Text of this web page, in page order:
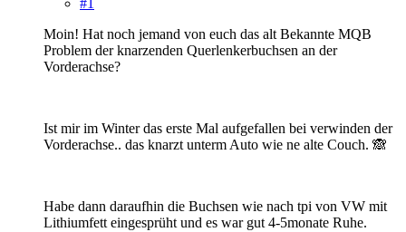
Moin! Hat noch jemand von euch das alt Bekannte MQB
Problem der knarzenden Querlenkerbuchsen an der
Vorderachse?
Ist mir im Winter das erste Mal aufgefallen bei verwinden der
Vorderachse.. das knarzt unterm Auto wie ne alte Couch. 🙈
Habe dann daraufhin die Buchsen wie nach tpi von VW mit
Lithiumfett eingesprüht und es war gut 4-5monate Ruhe.